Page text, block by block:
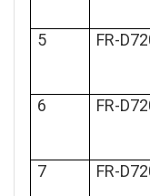
5 FR-
6 FR-
7 FR-